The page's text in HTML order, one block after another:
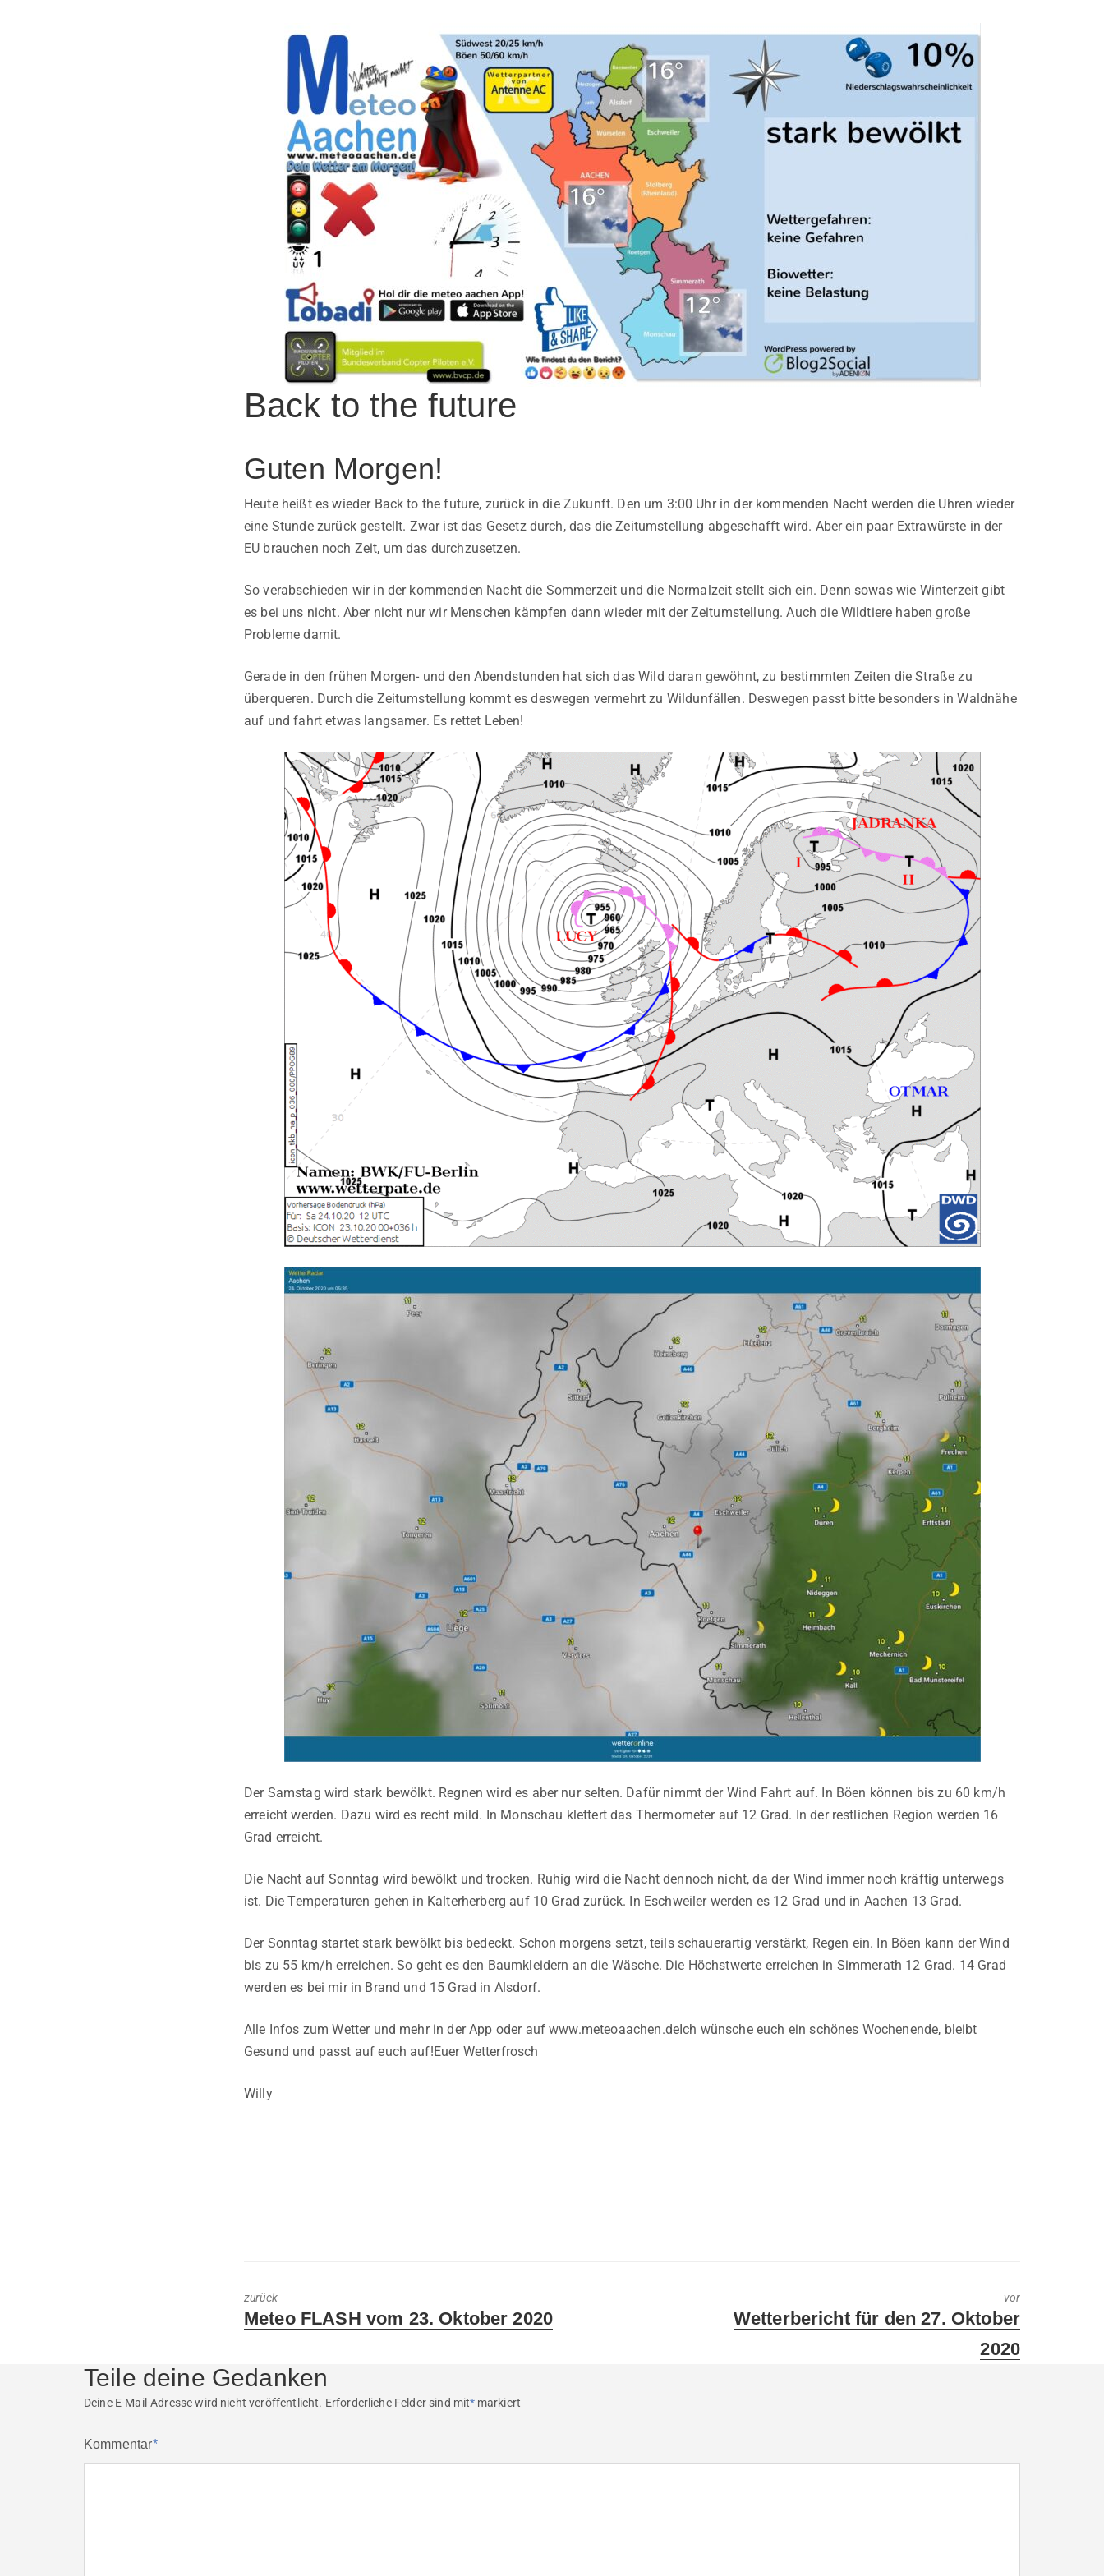
Back to the future
Guten Morgen!
Heute heißt es wieder Back to the future, zurück in die Zukunft. Den um 3:00 Uhr in der kommenden Nacht werden die Uhren wieder
eine Stunde zurück gestellt. Zwar ist das Gesetz durch, das die Zeitumstellung abgeschafft wird. Aber ein paar Extrawürste in der
EU brauchen noch Zeit, um das durchzusetzen.
So verabschieden wir in der kommenden Nacht die Sommerzeit und die Normalzeit stellt sich ein. Denn sowas wie Winterzeit gibt
es bei uns nicht. Aber nicht nur wir Menschen kämpfen dann wieder mit der Zeitumstellung. Auch die Wildtiere haben große
Probleme damit.
Gerade in den frühen Morgen- und den Abendstunden hat sich das Wild daran gewöhnt, zu bestimmten Zeiten die Straße zu
überqueren. Durch die Zeitumstellung kommt es deswegen vermehrt zu Wildunfällen. Deswegen passt bitte besonders in Waldnähe
auf und fahrt etwas langsamer. Es rettet Leben!
Der Samstag wird stark bewölkt. Regnen wird es aber nur selten. Dafür nimmt der Wind Fahrt auf. In Böen können bis zu 60 km/h
erreicht werden. Dazu wird es recht mild. In Monschau klettert das Thermometer auf 12 Grad. In der restlichen Region werden 16
Grad erreicht.
Die Nacht auf Sonntag wird bewölkt und trocken. Ruhig wird die Nacht dennoch nicht, da der Wind immer noch kräftig unterwegs
ist. Die Temperaturen gehen in Kalterherberg auf 10 Grad zurück. In Eschweiler werden es 12 Grad und in Aachen 13 Grad.
Der Sonntag startet stark bewölkt bis bedeckt. Schon morgens setzt, teils schauerartig verstärkt, Regen ein. In Böen kann der Wind
bis zu 55 km/h erreichen. So geht es den Baumkleidern an die Wäsche. Die Höchstwerte erreichen in Simmerath 12 Grad. 14 Grad
werden es bei mir in Brand und 15 Grad in Alsdorf.
Alle Infos zum Wetter und mehr in der App oder auf www.meteoaachen.deIch wünsche euch ein schönes Wochenende, bleibt
Gesund und passt auf euch auf!Euer Wetterfrosch
Willy
zurück
Previous
Meteo FLASH vom 23. Oktober 2020
vor
Next
Wetterbericht für den 27. Oktober
2020
Teile deine Gedanken
Deine E-Mail-Adresse wird nicht veröffentlicht. Erforderliche Felder sind mit*markiert
Kommentar*